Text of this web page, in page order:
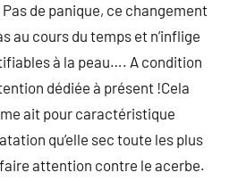
de panique, ce changement
au cours du temps et n’inflige
à la peau…. A condition
dédiée à présent !Cela
ait pour caractéristique
qu’elle sec toute les plus
attention contre le acerbe.